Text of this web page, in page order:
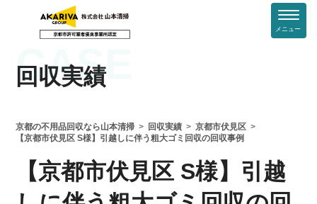
メニュー
CASE
回収実績
京都の不用品回収なら山本清掃 回収実績
京都市伏見区
【京都市伏見区 S様】引越しに伴う粗大ゴミ回収の回収事例
【京都市伏見区 S様】引越